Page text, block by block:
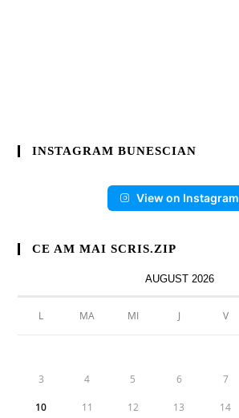
INSTAGRAM BUNESCIAN
View on Instagram
CE AM MAI SCRIS.ZIP
AUGUST 2026
L MA MI J V
3 4 5 6 7
10 11 12 13 14